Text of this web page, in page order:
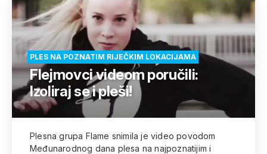
PLES NA POZNATIM RIJEČKIM LOKACIJAMA
Flejmovci videom poručili:
Izoliraj se i pleši!
Plesna grupa Flame snimila je video povodom
Međunarodnog dana plesa na najpoznatijim i